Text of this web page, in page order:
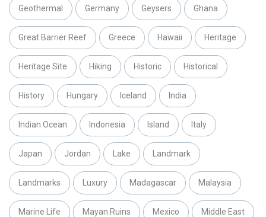
Geothermal Germany Geysers Ghana
Great Barrier Reef Greece Hawaii Heritage
Heritage Site Hiking Historic Historical
History Hungary Iceland India
Indian Ocean Indonesia Island Italy
Japan Jordan Lake Landmark
Landmarks Luxury Madagascar Malaysia
Marine Life Mayan Ruins Mexico Middle East